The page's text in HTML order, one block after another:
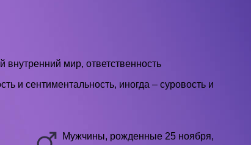
мир, ответственность
и сентиментальность, иногда – суровость и
Мужчины, рожденные 25 ноября,